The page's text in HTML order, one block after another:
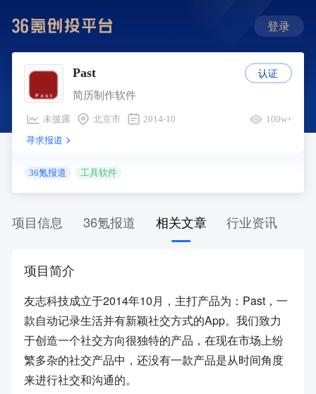
登录
Past
简历制作软件
未披露 北京市 2014-10 100w+
寻求报道
36氪报道 工具软件
认证
项目信息 36氪报道 相关文章 行业资讯
项目简介
友志科技成立于2014年10月，主打产品为：Past，一
款自动记录生活并有新颖社交方式的App。我们致力
于创造一个社交方向很独特的产品，在现在市场上纷
繁多杂的社交产品中，还没有一款产品是从时间角度